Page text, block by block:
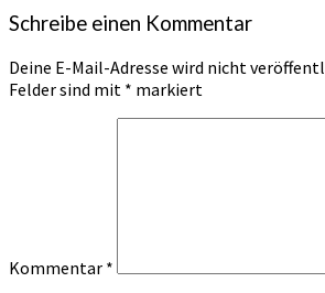
Schreibe einen Kommentar
Deine E-Mail-Adresse wird nicht
Felder sind mit * markiert
Kommentar *